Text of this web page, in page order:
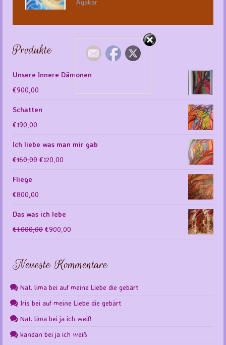
Agakar
Produkte
Unsere Innere Dämonen
€900,00
Schatten
€190,00
Ich liebe was man mir gab
€160,00 Ursprünglicher
€120,00
Fliege
€800,00
Das was ich lebe
€1.000,00 Ursprünglicher
war:
€900,00
Neueste Kommentare
Nat. lima bei auf meine Liebe die gebärt
Iris bei auf meine Liebe die gebärt
Nat. lima bei ja ich weiß
kandan bei ja ich weiß